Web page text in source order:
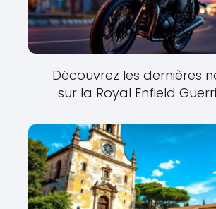
Découvrez les dernières
sur la Royal Enfield